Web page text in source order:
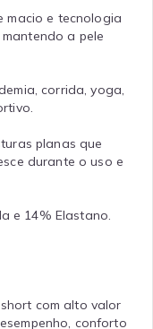
macio e tecnologia
a pele
corrida, yoga,
planas que
durante o uso e
e 14% Elastano.
com alto valor
conforto